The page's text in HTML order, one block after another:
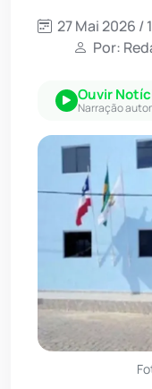
27 Mai 2026 /
Por:
Ouvir
Narração